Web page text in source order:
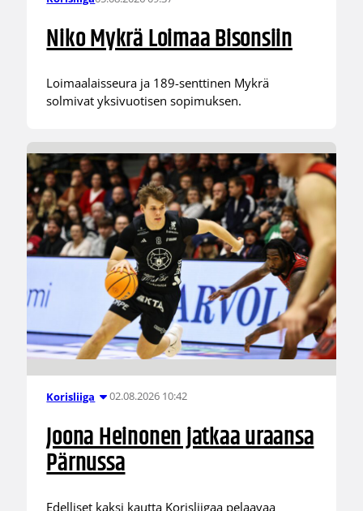
Niko Mykrä Loimaa Bisonsiin
Loimaalaisseura ja 189-senttinen Mykrä
solmivat yksivuotisen sopimuksen.
Korisliiga 02.08.2026 10:42
Joona Heinonen jatkaa uraansa
Pärnussa
Edelliset kaksi kautta Korisliigaa pelaavaa